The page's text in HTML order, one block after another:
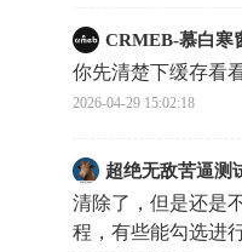
CRMEB-慕白寒
你先清楚下缓存看
2026-04-29 15:02:18
超绝无敌苦逼测
清除了，但是还是
程，有些能勾选进